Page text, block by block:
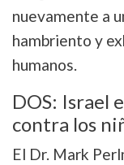
nuevamente a
hambriento y
humanos.
DOS: Israel
contra los
El Dr. Mark